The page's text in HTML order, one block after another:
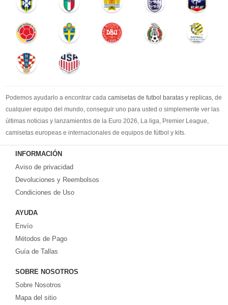
Podemos ayudarlo a encontrar cada camisetas de futbol baratas y replicas , de
cualquier equipo del mundo, conseguir uno para usted o simplemente ver las
últimas noticias y lanzamientos de la Euro 2026, La liga, Premier League,
camisetas europeas e internacionales de equipos de fútbol y kits.
Comprecamisetas de futbol baratasen la tienda deportiva más grande de
Europa. ¡Grandes ofertas en todas las camisetas del club de fútbol, ​​kits
europeos e internacionales, todo a los precios más bajos!
Compre nuestra gran selección de
equipaciones, camisetas y un portero a partir de €17.6. Diseños de fútbol
INFORMACIÓN
Aviso de privacidad
Devoluciones y Reembolsos
Condiciones de Uso
AYUDA
Envío
Métodos de Pago
Guía de Tallas
SOBRE NOSOTROS
Sobre Nosotros
Mapa del sitio